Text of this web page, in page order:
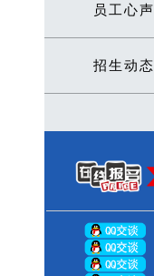
员工心声
招生动态